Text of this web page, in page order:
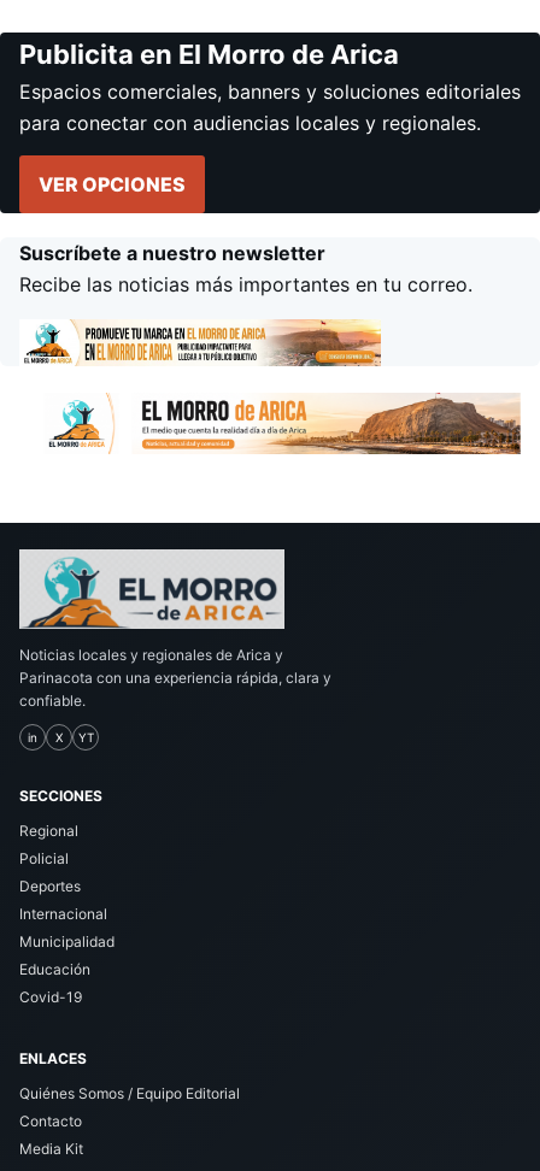
Publicita en El Morro de Arica
Espacios comerciales, banners y soluciones editoriales
para conectar con audiencias locales y regionales.
VER OPCIONES
Suscríbete a nuestro newsletter
Recibe las noticias más importantes en tu correo.
Noticias locales y regionales de Arica y
Parinacota con una experiencia rápida, clara y
confiable.
in X YT
SECCIONES
Regional
Policial
Deportes
Internacional
Municipalidad
Educación
Covid-19
ENLACES
Quiénes Somos / Equipo Editorial
Contacto
Media Kit